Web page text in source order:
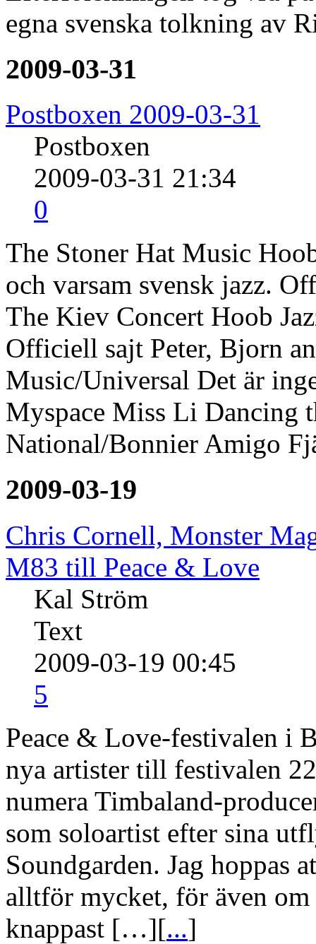
egna svenska tolkning av
2009-03-31
Postboxen 2009-03-31
Postboxen
2009-03-31 21:34
0
The Stoner Hat Music
och varsam svensk jazz.
The Kiev Concert Hoob
Officiell sajt Peter, Bjorn
Music/Universal Det är
Myspace Miss Li Dancing
National/Bonnier Amigo
2009-03-19
Chris Cornell, Monster
M83 till Peace & Love
Kal Ström
Text
2009-03-19 00:45
5
Peace & Love-festivalen i
nya artister till festivalen
numera Timbaland-
som soloartist efter sina
Soundgarden. Jag hoppas
alltför mycket, för även
knappast […][...]